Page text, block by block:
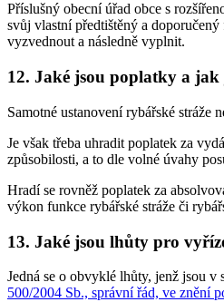
Příslušný obecní úřad obce s
svůj vlastní předtištěný a
vyzvednout a následně vyplnit.
12. Jaké jsou poplatky a
Samotné ustanovení rybářské stráže
Je však třeba uhradit poplatek za
způsobilosti, a to dle volné úvahy
Hradí se rovněž poplatek za
výkon funkce rybářské stráže či
13. Jaké jsou lhůty pro
Jedná se o obvyklé lhůty, jenž jsou v
500/2004 Sb., správní řád, ve znění